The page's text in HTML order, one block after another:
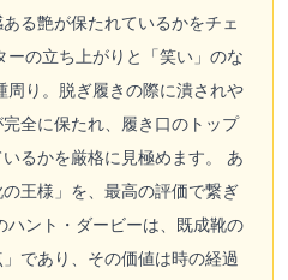
る艶が保たれているかをチェ
ーの立ち上がりと「笑い」のな
周り。脱ぎ履きの際に潰されや
全に保たれ、履き口のトップ
るかを厳格に見極めます。 あ
王様」を、最高の評価で繋ぎ
ハント・ダービーは、既成靴の
であり、その価値は時の経過